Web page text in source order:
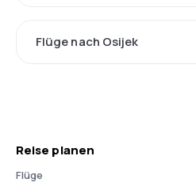
Flüge nach Osijek
Reise planen
Flüge